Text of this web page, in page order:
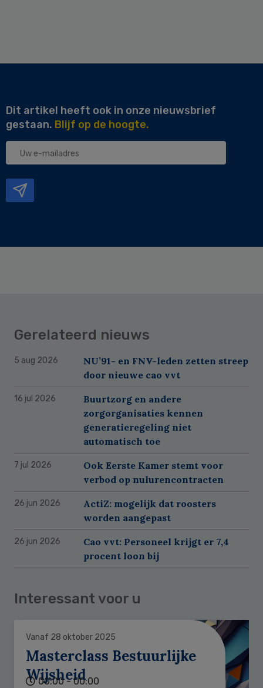
Dit artikel heeft ook in onze nieuwsbrief
gestaan. Blijf op de hoogte.
Uw
Gerelateerd nieuws
5 aug 2026
NU’91- en FNV-leden zetten streep
door nieuwe cao vvt
16 jul 2026
Buurtzorg en andere
zorgorganisaties kennen
generatieregeling niet
automatisch toe
7 jul 2026
Ook Eerste Kamer stemt voor
verbod op nulurencontracten
26 jun 2026
ActiZ: mogelijk dat roosters
worden aangepast
26 jun 2026
Cao vvt: Personeel krijgt er 7,4
procent loon bij
Interessant voor u
Vanaf 28 oktober 2025
Masterclass Bestuurlijke
Wijsheid
00:00 - 00:00